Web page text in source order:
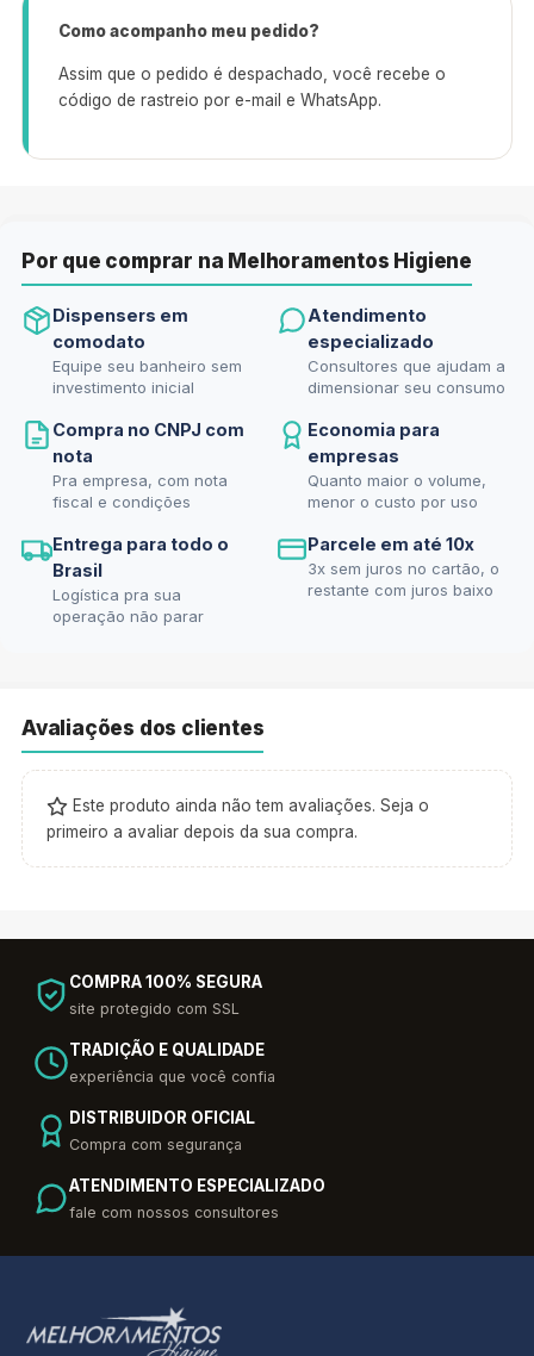
Como acompanho meu pedido?
Assim que o pedido é despachado, você recebe o
código de rastreio por e-mail e WhatsApp.
Por que comprar na Melhoramentos Higiene
Dispensers em
comodato
Equipe seu banheiro sem
investimento inicial
Atendimento
especializado
Consultores que ajudam a
dimensionar seu consumo
Compra no CNPJ com
nota
Pra empresa, com nota
fiscal e condições
Economia para
empresas
Quanto maior o volume,
menor o custo por uso
Entrega para todo o
Brasil
Logística pra sua
operação não parar
Parcele em até 10x
3x sem juros no cartão, o
restante com juros baixo
Avaliações dos clientes
Este produto ainda não tem avaliações. Seja o
primeiro a avaliar depois da sua compra.
COMPRA 100% SEGURA
site protegido com SSL
TRADIÇÃO E QUALIDADE
experiência que você confia
DISTRIBUIDOR OFICIAL
Compra com segurança
ATENDIMENTO ESPECIALIZADO
fale com nossos consultores